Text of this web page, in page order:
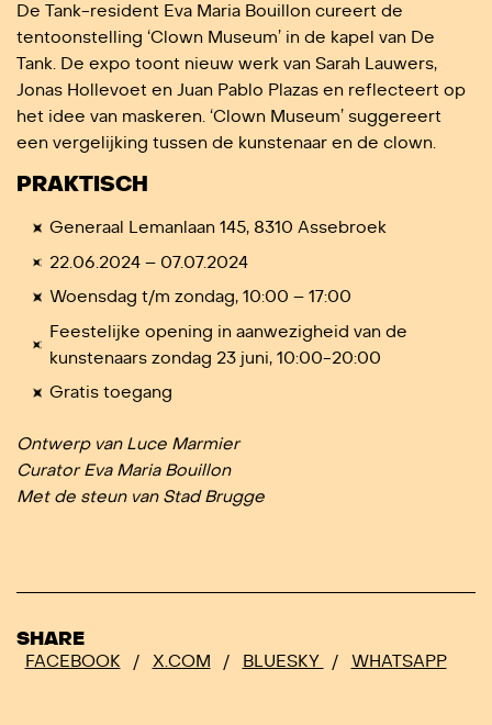
De Tank-resident Eva Maria Bouillon cureert de
tentoonstelling ‘Clown Museum’ in de kapel van De
Tank. De expo toont nieuw werk van Sarah Lauwers,
Jonas Hollevoet en Juan Pablo Plazas en reflecteert op
het idee van maskeren. ‘Clown Museum’ suggereert
een vergelijking tussen de kunstenaar en de clown.
PRAKTISCH
Generaal Lemanlaan 145, 8310 Assebroek
22.06.2024 – 07.07.2024
Woensdag t/m zondag, 10:00 – 17:00
Feestelijke opening in aanwezigheid van de
kunstenaars zondag 23 juni, 10:00-20:00
Gratis toegang
Ontwerp van Luce Marmier
Curator Eva Maria Bouillon
Met de steun van Stad Brugge
SHARE
FACEBOOK / X.COM / BLUESKY / WHATSAPP